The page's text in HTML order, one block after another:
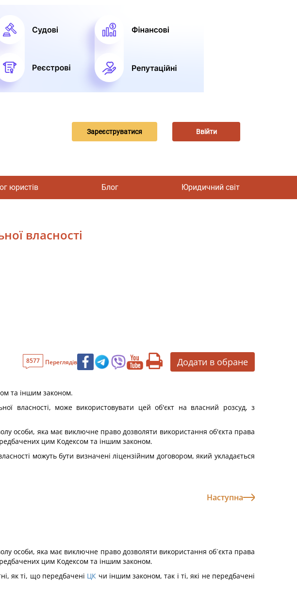
Зареєструватися Ввійти
юристів Блог Юридичний світ
власності
8577 Переглядів Додати в обране
та іншим законом.
власності, може використовувати цей об'єкт на власний розсуд, з
особи, яка має виключне право дозволяти використання об'єкта права
цим Кодексом та іншим законом.
можуть бути визначені ліцензійним договором, який укладається
Наступна
особи, яка має виключне право дозволяти використання об´єкта права
цим Кодексом та іншим законом.
як ті, що передбачені ЦК чи іншим законом, так і ті, які не передбачені